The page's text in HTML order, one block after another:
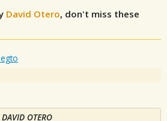
David Otero, don't miss these
DAVID OTERO